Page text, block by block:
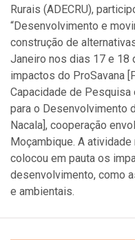
Rurais (ADECRU),
“Desenvolvimento e
construção de
Janeiro nos dias 17 e 18
impactos do ProSavana
Capacidade de Pesquisa
para o Desenvolvimento
Nacala], cooperação
Moçambique. A
colocou em pauta os
desenvolvimento, como
e ambientais.